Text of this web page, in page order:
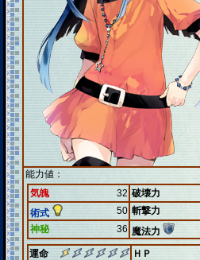
能力値：
気魄
32 破壊力
術式
50 斬撃力
神秘
36 魔法力
運命 ＨＰ